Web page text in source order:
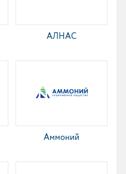
АЛНАС
Аммоний